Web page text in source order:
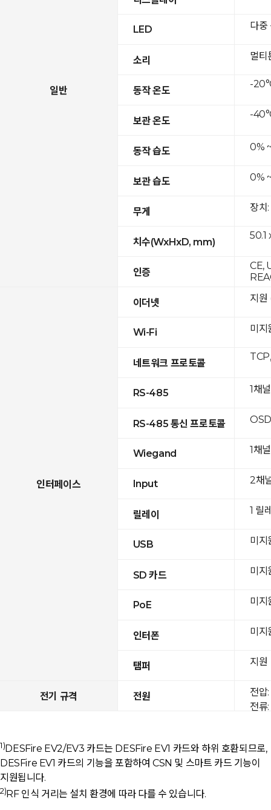
일반
LED
소리
동작 온도
보관 온도
동작 습도
보관 습도
무게
치수(WxHxD, mm)
인증
인터페이스
이더넷
Wi-Fi
네트워크 프로토콜
RS-485
RS-485 통신 프로토콜
Wiegand
Input
릴레이
USB
SD 카드
PoE
인터폰
탬퍼
전기 규격 전원
다중
멀티
-
-
0%
0%
장치
50.1
CE,
지
미지
1채
1채
2채
1 릴
미지
미지
미지
미지
지원
전압
전류
1)DESFire EV2/EV3 카드는 DESFire EV1 카드와 하위 호환되므로,
DESFire EV1 카드의 기능을 포함하여 CSN 및 스마트 카드 기능이
지원됩니다.
2)RF 인식 거리는 설치 환경에 따라 다를 수 있습니다.